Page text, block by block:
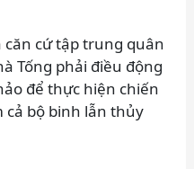
căn cứ tập trung quân
Tống phải điều động
để thực hiện chiến
cả bộ binh lẫn thủy